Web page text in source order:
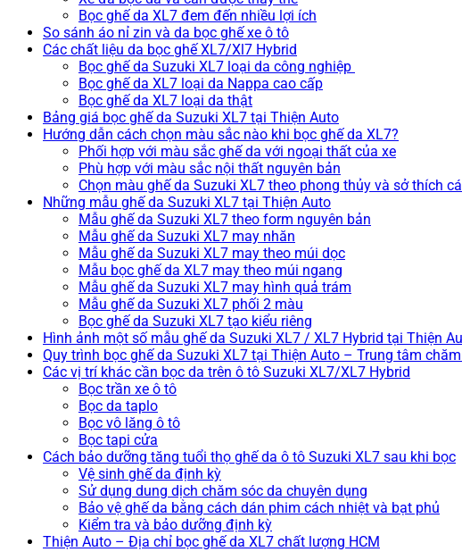
Bọc ghế da XL7 đem đến nhiều lợi ích
So sánh áo nỉ zin và da bọc ghế xe ô tô
Các chất liệu da bọc ghế XL7/Xl7 Hybrid
Bọc ghế da Suzuki XL7 loại da công nghiệp
Bọc ghế da XL7 loại da Nappa cao cấp
Bọc ghế da XL7 loại da thật
Bảng giá bọc ghế da Suzuki XL7 tại Thiện Auto
Hướng dẫn cách chọn màu sắc nào khi bọc ghế da XL7?
Phối hợp với màu sắc ghế da với ngoại thất của xe
Phù hợp với màu sắc nội thất nguyên bản
Chọn màu ghế da Suzuki XL7 theo phong thủy và sở thích
Những mẫu ghế da Suzuki XL7 tại Thiện Auto
Mẫu ghế da Suzuki XL7 theo form nguyên bản
Mẫu ghế da Suzuki XL7 may nhăn
Mẫu ghế da Suzuki XL7 may theo múi dọc
Mẫu bọc ghế da XL7 may theo múi ngang
Mẫu ghế da Suzuki XL7 may hình quả trám
Mẫu ghế da Suzuki XL7 phối 2 màu
Bọc ghế da Suzuki XL7 tạo kiểu riêng
Hình ảnh một số mẫu ghế da Suzuki XL7 / XL7 Hybrid tại Thiện
Quy trình bọc ghế da Suzuki XL7 tại Thiện Auto – Trung tâm
Các vị trí khác cần bọc da trên ô tô Suzuki XL7/XL7 Hybrid
Bọc trần xe ô tô
Bọc da taplo
Bọc vô lăng ô tô
Bọc tapi cửa
Cách bảo dưỡng tăng tuổi thọ ghế da ô tô Suzuki XL7 sau khi bọc
Vệ sinh ghế da định kỳ
Sử dụng dung dịch chăm sóc da chuyên dụng
Bảo vệ ghế da bằng cách dán phim cách nhiệt và bạt phủ
Kiểm tra và bảo dưỡng định kỳ
Thiện Auto – Địa chỉ bọc ghế da XL7 chất lượng HCM